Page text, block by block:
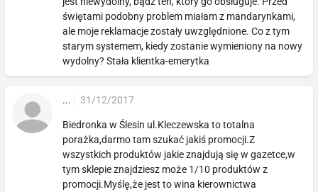
świętami podobny problem miałam z mandarynkami,
ale moje reklamacje zostały uwzględnione. Co z tym
starym systemem, kiedy zostanie wymieniony na nowy
wydolny? Stała klientka-emerytka
... 31/12/2017
Biedronka w Ślesin ul.Kleczewska to totalna
porażka,darmo tam szukać jakiś promocji.Z
wszystkich produktów jakie znajdują się w gazetce,w
tym sklepie znajdziesz może 1/10 produktów z
promocji.Myślę,że jest to wina kierownictwa